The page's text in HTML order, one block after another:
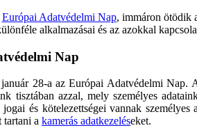
Európai Adatvédelmi Nap, immáron ötödik
alkalmazásai és az azokkal
Nap
28-a az Európai Adatvédelmi Nap.
tisztában azzal, mely személyes
és kötelezettségei vannak
a kamerás adatkezeléseket.